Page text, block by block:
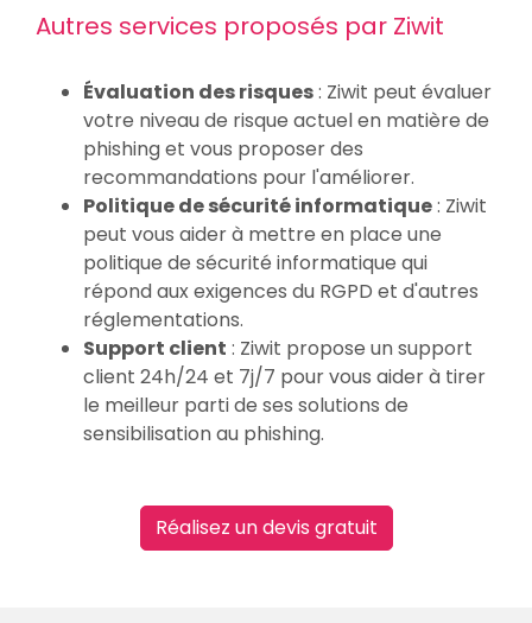
Autres services proposés par Ziwit
Évaluation des risques: Ziwit peut évaluer
votre niveau de risque actuel en matière de
phishing et vous proposer des
recommandations pour l'améliorer.
Politique de sécurité informatique: Ziwit
peut vous aider à mettre en place une
politique de sécurité informatique qui
répond aux exigences du RGPD et d'autres
réglementations.
Support client : Ziwit propose un support
client 24h/24 et 7j/7 pour vous aider à tirer
le meilleur parti de ses solutions de
sensibilisation au phishing.
Réalisez un devis gratuit